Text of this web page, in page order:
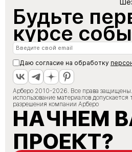
Будьте
курсе
Даю согласие на обработку
Арберо 2010-2026. Все права
использование материалов допускается
разрешения компании Арберо
НАЧНЕМ
ПРОЕКТ?